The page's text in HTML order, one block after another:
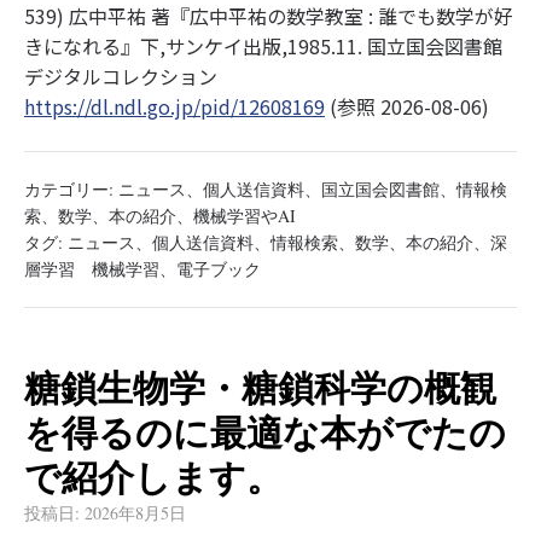
539) 広中平祐 著『広中平祐の数学教室 : 誰でも数学が好
きになれる』下,サンケイ出版,1985.11. 国立国会図書館
デジタルコレクション
https://dl.ndl.go.jp/pid/12608169 (参照 2026-08-06)
カテゴリー: ニュース、 個人送信資料、 国立国会図書館、情報検
索、 数学、 本の紹介、 機械学習やAI
タグ: ニュース、 個人送信資料、情報検索、 数学、 本の紹介、 深
層学習 機械学習、 電子ブック
糖鎖生物学・糖鎖科学の概観
を得るのに最適な本がでたの
で紹介します。
投稿日: 2026年8月5日